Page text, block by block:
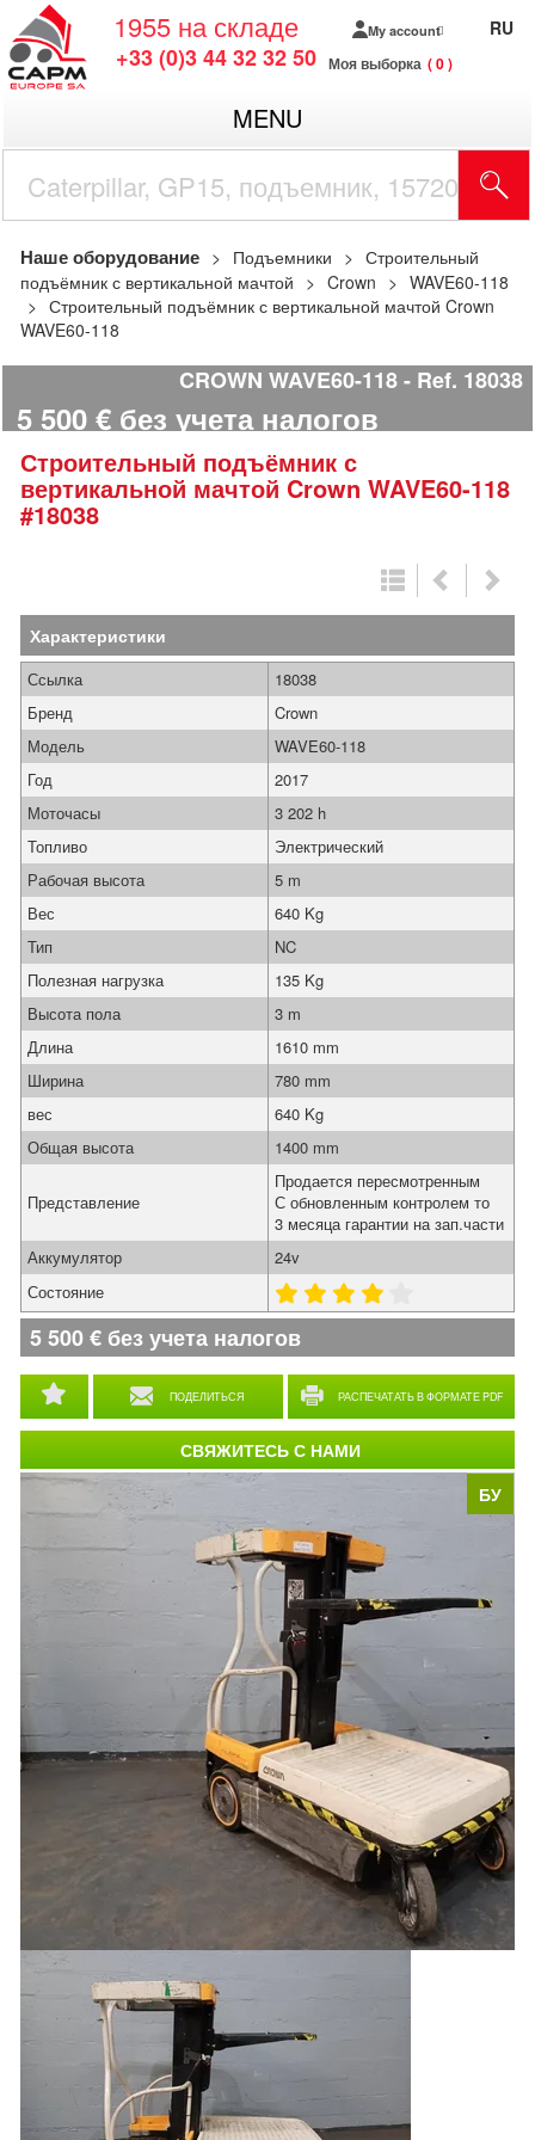
1955 на складе
+33 (0)3 44 32 32 50
My account
Моя выборка 0
RU
MENU
Наше оборудование Подъемники
Строительный
подъёмник с вертикальной мачтой
Crown
WAVE60-118
Строительный подъёмник с вертикальной мачтой Crown
WAVE60-118
CROWN WAVE60-118 Ref. 18038
5 500 € без учета налогов
Строительный подъёмник с
вертикальной мачтой Crown WAVE60-118
#18038
БУ
Характеристики
ПОДЕЛИТЬСЯ РАСПЕЧАТАТЬ В ФОРМАТЕ PDF
Ссылка
18038
Бренд
Crown
Модель
WAVE60-118
Год
2017
Моточасы
3 202 h
Топливо
Электрический
Рабочая высота
5 m
Вес
640 Kg
Тип
NC
Полезная нагрузка
135 Kg
Высота пола
3 m
Длина
1610 mm
Ширина
780 mm
вес
640 Kg
Общая высота
1400 mm
Представление
Продается пересмотренным
С обновленным контролем то
3 месяца гарантии на зап.части
Аккумулятор
24v
Состояние
5 500€ без учета налогов
СВЯЖИТЕСЬ С НАМИ